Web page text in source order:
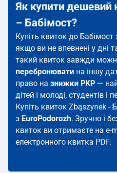
Як купити дешевий
– Бабімост?
Купіть квиток до Бабімост
якщо ви не впевнені у дні
такий квиток завжди
перебронювати на іншу
право на знижки PKP —
дітей і молоді, студентів і
Купіть квиток Zbąszynek -
з EuroPodorozh. Зручно і
квиток ви отримаєте на e-
електронного квитка PDF.